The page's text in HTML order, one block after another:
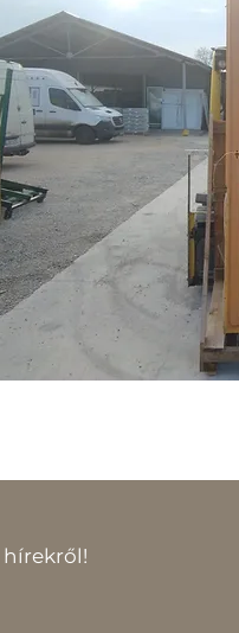
hírekről!